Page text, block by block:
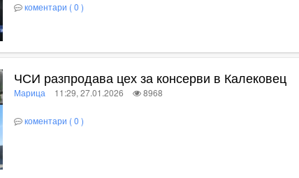
коментари ( 0 )
ЧСИ разпродава цех за консерви в Калековец
Марица 11:29, 27.01.2026 8968
коментари ( 0 )